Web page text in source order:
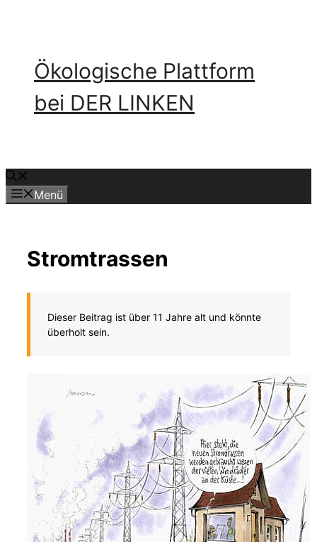
Ökologische Plattform
bei DER LINKEN
Menü
Stromtrassen
Dieser Beitrag ist über 11 Jahre alt und könnte
überholt sein.